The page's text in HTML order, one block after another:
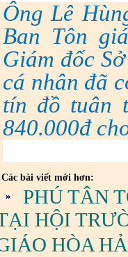
Ông Lê
Ban Tôn
Giám đốc
cá nhân đã
tín đồ tuân
840.000đ
Các bài viết mới hơn:
PHÚ TÂN
HỘI
HÒA